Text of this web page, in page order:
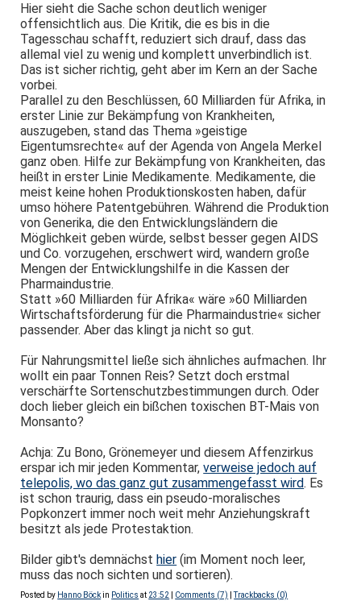
Hier sieht die Sache schon deutlich weniger
offensichtlich aus. Die Kritik, die es bis in die
Tagesschau schafft, reduziert sich drauf, dass das
allemal viel zu wenig und komplett unverbindlich ist.
Das ist sicher richtig, geht aber im Kern an der Sache
vorbei.
Parallel zu den Beschlüssen, 60 Milliarden für Afrika, in
erster Linie zur Bekämpfung von Krankheiten,
auszugeben, stand das Thema »geistige
Eigentumsrechte« auf der Agenda von Angela Merkel
ganz oben. Hilfe zur Bekämpfung von Krankheiten, das
heißt in erster Linie Medikamente. Medikamente, die
meist keine hohen Produktionskosten haben, dafür
umso höhere Patentgebühren. Während die Produktion
von Generika, die den Entwicklungsländern die
Möglichkeit geben würde, selbst besser gegen AIDS
und Co. vorzugehen, erschwert wird, wandern große
Mengen der Entwicklungshilfe in die Kassen der
Pharmaindustrie.
Statt »60 Milliarden für Afrika« wäre »60 Milliarden
Wirtschaftsförderung für die Pharmaindustrie« sicher
passender. Aber das klingt ja nicht so gut.
Für Nahrungsmittel ließe sich ähnliches aufmachen. Ihr
wollt ein paar Tonnen Reis? Setzt doch erstmal
verschärfte Sortenschutzbestimmungen durch. Oder
doch lieber gleich ein bißchen toxischen BT-Mais von
Monsanto?
Achja: Zu Bono, Grönemeyer und diesem Affenzirkus
erspar ich mir jeden Kommentar,verweise jedoch auf
telepolis, wo das ganz gut zusammengefasst wird. Es
ist schon traurig, dass ein pseudo-moralisches
Popkonzert immer noch weit mehr Anziehungskraft
besitzt als jede Protestaktion.
Bilder gibt's demnächsthier (im Moment noch leer,
muss das noch sichten und sortieren).
Posted by Hanno Böckin Politics at 23:52 Comments (7) |Trackbacks (0)